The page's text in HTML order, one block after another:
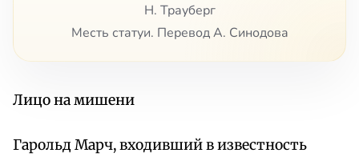
Н. Трауберг
Месть статуи. Перевод А. Синодова
Лицо на мишени
Гарольд Марч, входивший в известность